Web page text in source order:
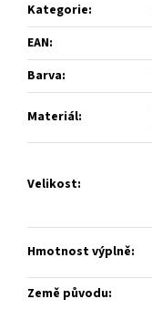
Kategorie:
EAN:
Barva:
Materiál:
Velikost:
Hmotnost výplně:
Země původu: